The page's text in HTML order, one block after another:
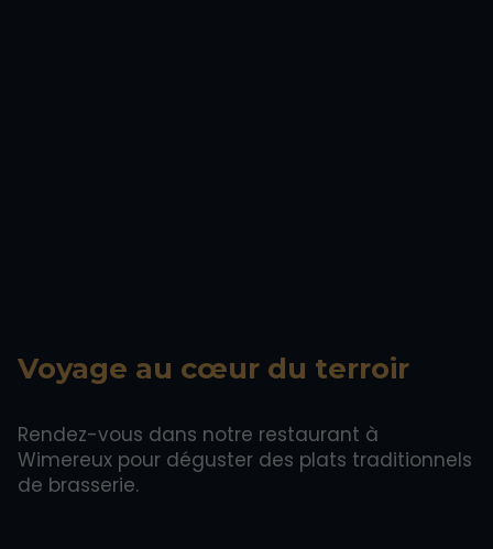
Voyage au cœur du terroir
Rendez-vous dans notre restaurant à
Wimereux pour déguster des plats traditionnels
de brasserie.